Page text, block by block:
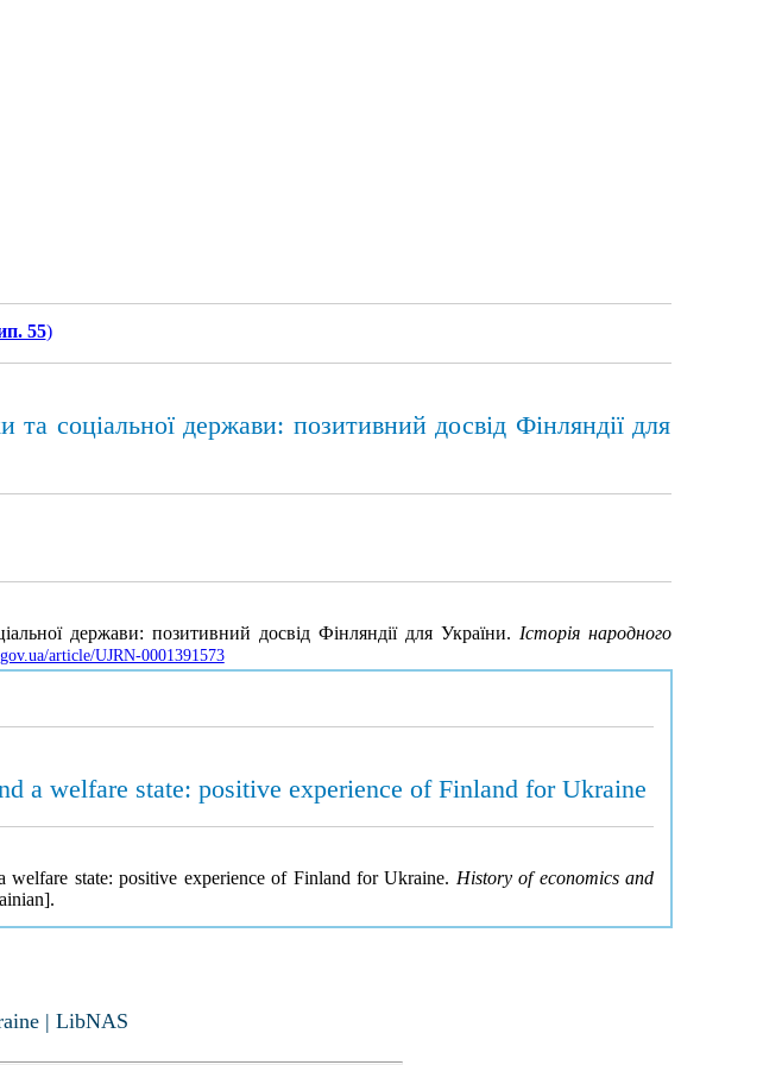
55)
та соціальної держави: позитивний досвід Фінляндії для
держави: позитивний досвід Фінляндії для України. Історія народного
article/UJRN-0001391573
a welfare state: positive experience of Finland for Ukraine
state: positive experience of Finland for Ukraine. History of economics and
| LibNAS